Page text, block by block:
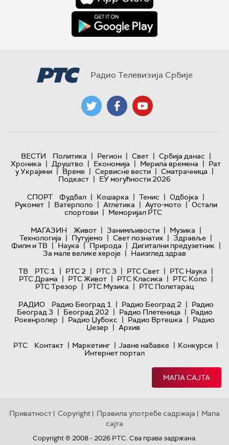
Радио Телевизија Србије
ВЕСТИ Политика | Регион | Свет | Србија данас |
Хроника | Друштво | Економија | Мерила времена | Рат
у Украјини | Време | Сервисне вести | Сматрачница |
Подкаст | ЕУ могућности 2026
СПОРТ
Фудбал | Кошарка | Тенис | Одбојка |
Рукомет | Ватерполо | Атлетика | Ауто-мото | Остали
спортови | Меморијал РТС
МАГАЗИН
Живот | Занимљивости | Музика |
Технологијa | Путујемо | Свет познатих | Здравље |
Филм и ТВ | Наука | Природа | Дигитални предузетник |
За мале велике хероје | Наизглед здрав
ТВ
РТС 1 | РТС 2 | РТС 3 | РТС Свет | РТС Наука |
РТС Драма | РТС Живот | РТС Класика | РТС Коло |
РТС Трезор | РТС Музика | РТС Полетарац
РАДИО
Радио Београд 1 | Радио Београд 2 | Радио
Београд 3 | Београд 202 | Радио Плетеница | Радио
Рокенролер | Радио Џубокс | Радио Вртешка | Радио
Џезер | Архив
РТС
Контакт | Маркетинг | Јавне набавке | Конкурси |
Интернет портал
МАПА САЈТА
Приватност | Copyright | Правила употребе садржаја | Мапа
сајта
Copyright © 2008 - 2026 РТС. Сва права задржана.